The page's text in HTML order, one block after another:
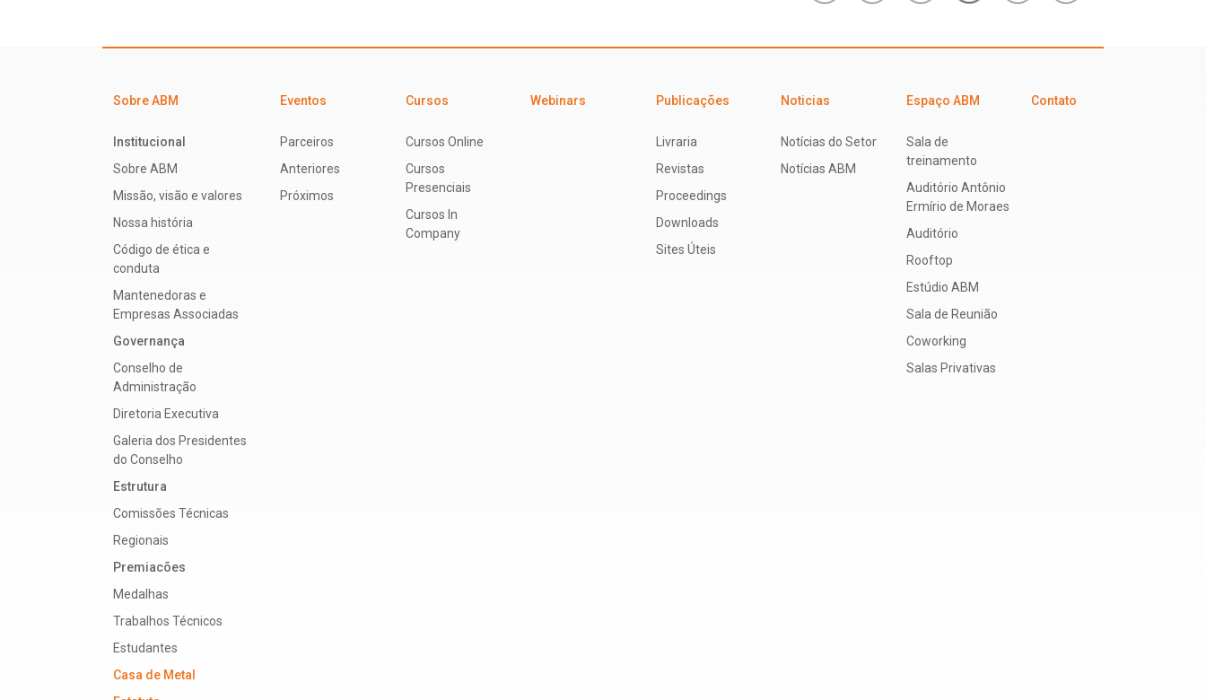
Sobre ABM
Institucional
Sobre ABM
Missão, visão e valores
Nossa história
Código de ética e
conduta
Mantenedoras e
Empresas Associadas
Governança
Conselho de
Administração
Diretoria Executiva
Galeria dos Presidentes
do Conselho
Estrutura
Comissões Técnicas
Regionais
Premiacões
Medalhas
Trabalhos Técnicos
Estudantes
Casa de Metal
Eventos
Parceiros
Anteriores
Próximos
Cursos
Cursos Online
Cursos
Presenciais
Cursos In
Company
Webinars Publicações
Livraria
Revistas
Proceedings
Downloads
Sites Úteis
Noticias
Notícias do Setor
Notícias ABM
Espaço ABM
Sala de
treinamento
Auditório Antônio
Ermírio de Moraes
Auditório
Rooftop
Estúdio ABM
Sala de Reunião
Coworking
Salas Privativas
Contato